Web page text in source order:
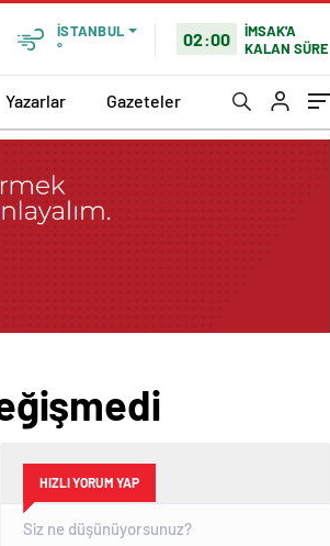
İSTANBUL
°
02:00
İMSAK'A
KALAN SÜRE
Yazarlar Gazeteler
HIZLI YORUM YAP